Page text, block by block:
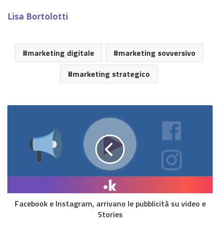
Lisa Bortolotti
marketing digitale
marketing sovversivo
marketing strategico
Facebook e Instagram, arrivano le pubblicità su video e
Stories